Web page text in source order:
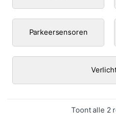
Parkeersensoren
Toont alle 2